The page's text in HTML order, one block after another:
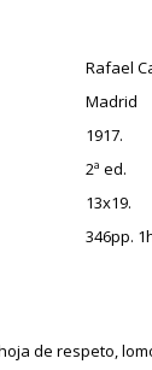
Rafael
Madrid
1917.
2ª ed.
13x19.
346pp.
de respeto,